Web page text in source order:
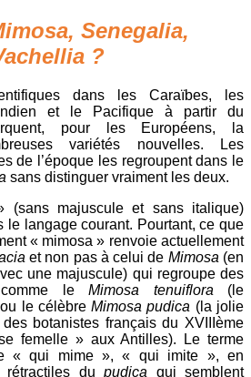
Senegalia,
?
dans les Caraïbes, les
Indien et le Pacifique à partir du
pour les Européens, la
variétés nouvelles. Les
de l’époque les regroupent dans le
sans distinguer vraiment les deux.
(sans majuscule et sans italique)
le langage courant. Pourtant, ce que
« mimosa » renvoie actuellement
et non pas à celui de Mimosa (en
une majuscule) qui regroupe des
comme le Mimosa tenuiflora (le
le célèbreMimosa pudica (la jolie
botanistes français du XVIIIème
femelle » aux Antilles). Le terme
« qui mime », « qui imite », en
rétractiles dupudica qui semblent